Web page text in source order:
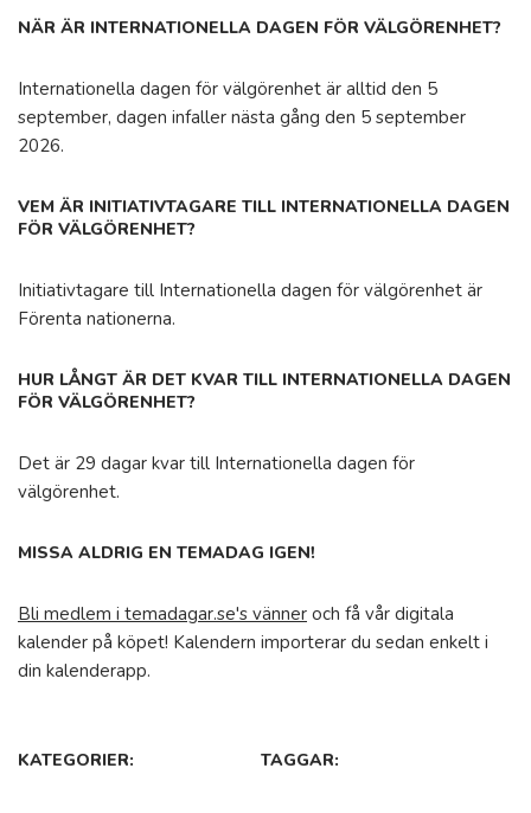
NÄR ÄR INTERNATIONELLA DAGEN FÖR VÄLGÖRENHET?
Internationella dagen för välgörenhet är alltid den 5
september, dagen infaller nästa gång den 5 september
2026.
VEM ÄR INITIATIVTAGARE TILL INTERNATIONELLA DAGEN
FÖR VÄLGÖRENHET?
Initiativtagare till Internationella dagen för välgörenhet är
Förenta nationerna.
HUR LÅNGT ÄR DET KVAR TILL INTERNATIONELLA DAGEN
FÖR VÄLGÖRENHET?
Det är 29 dagar kvar till Internationella dagen för
välgörenhet.
MISSA ALDRIG EN TEMADAG IGEN!
Bli medlem i temadagar.se's vänner och få vår digitala
kalender på köpet! Kalendern importerar du sedan enkelt i
din kalenderapp.
KATEGORIER: TAGGAR: